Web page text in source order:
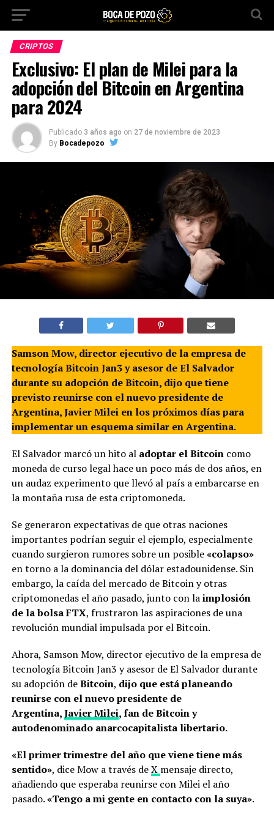
CRIPTOS
Exclusivo: El plan de Milei para la
adopción del Bitcoin en Argentina
para 2024
Publicado 3 años ago on 27 de noviembre de 2023
By Bocadepozo
Samson Mow, director ejecutivo de la empresa de
tecnología Bitcoin Jan3 y asesor de El Salvador
durante su adopción de Bitcoin, dijo que tiene
previsto reunirse con el nuevo presidente de
Argentina, Javier Milei en los próximos días para
implementar un esquema similar en Argentina.
El Salvador marcó un hito al adoptar el Bitcoincomo
moneda de curso legal hace un poco más de dos años, en
un audaz experimento que llevó al país a embarcarse en
la montaña rusa de esta criptomoneda.
Se generaron expectativas de que otras naciones
importantes podrían seguir el ejemplo, especialmente
cuando surgieron rumores sobre un posible«colapso»
en torno a la dominancia del dólar estadounidense. Sin
embargo, la caída del mercado de Bitcoin y otras
criptomonedas el año pasado, junto con laimplosión
de la bolsa FTX, frustraron las aspiraciones de una
revolución mundial impulsada por el Bitcoin.
Ahora, Samson Mow, director ejecutivo de la empresa de
tecnología Bitcoin Jan3 y asesor de El Salvador durante
su adopción deBitcoin, dijo que está planeando
reunirse con el nuevo presidente de
Argentina,Javier Milei, fan de Bitcoin y
autodenominado anarcocapitalista libertario.
«El primer trimestre del año que viene tiene más
sentido», dice Mow a través deX mensaje directo,
añadiendo que esperaba reunirse con Milei el año
pasado.«Tengo a mi gente en contacto con la suya».